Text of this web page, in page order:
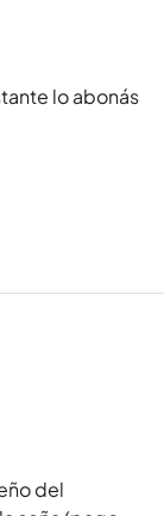
lo abonás
del